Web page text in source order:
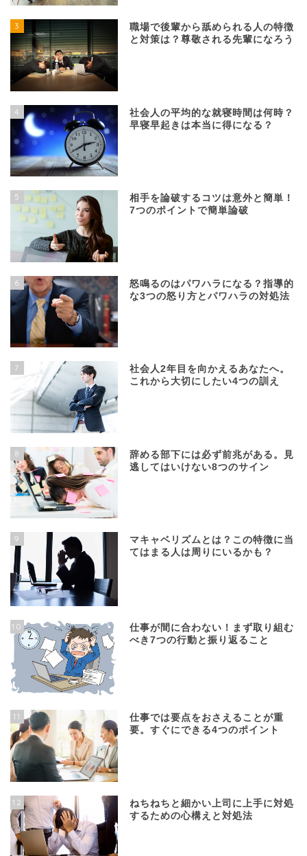
3
職場で後輩から舐められる人の特徴
と対策は？尊敬される先輩になろう
4
社会人の平均的な就寝時間は何時？
早寝早起きは本当に得になる？
5
相手を論破するコツは意外と簡単！
7つのポイントで簡単論破
6
怒鳴るのはパワハラになる？指導的
な3つの怒り方とパワハラの対処法
7
社会人2年目を向かえるあなたへ。
これから大切にしたい4つの訓え
8
辞める部下には必ず前兆がある。見
逃してはいけない8つのサイン
9
マキャベリズムとは？この特徴に当
てはまる人は周りにいるかも？
10
仕事が間に合わない！まず取り組む
べき7つの行動と振り返ること
11
仕事では要点をおさえることが重
要。すぐにできる4つのポイント
12
ねちねちと細かい上司に上手に対処
するための心構えと対処法